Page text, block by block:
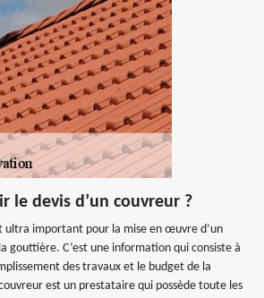
le devis d’un couvreur ?
ultra important pour la mise en œuvre d’un
gouttière. C’est une information qui consiste à
des travaux et le budget de la
est un prestataire qui possède toute les